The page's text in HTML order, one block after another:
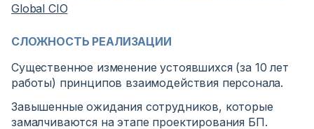
Global CIO
СЛОЖНОСТЬ РЕАЛИЗАЦИИ
Существенное изменение устоявшихся (за 10 лет
работы) принципов взаимодействия персонала.
Завышенные ожидания сотрудников, которые
замалчиваются на этапе проектирования БП.